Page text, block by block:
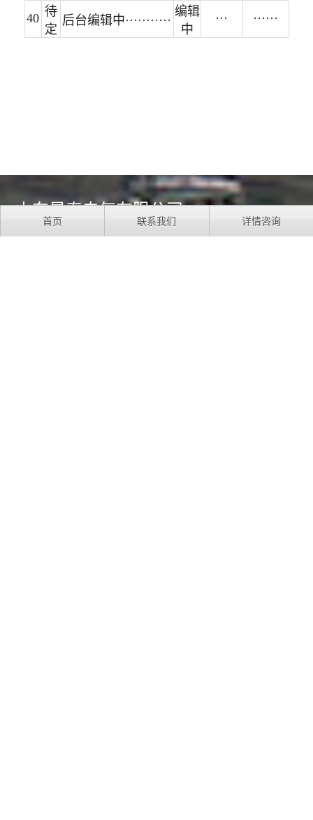
40 待
定
后台编辑中···········
编辑
中
··· ······
山东昊泰电气有限公司
为合作伙伴创造价值
首页 联系我们 详情咨询